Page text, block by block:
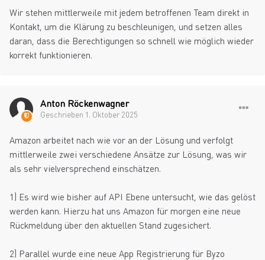
Wir stehen mittlerweile mit jedem betroffenen Team direkt in
Kontakt, um die Klärung zu beschleunigen, und setzen alles
daran, dass die Berechtigungen so schnell wie möglich wieder
korrekt funktionieren.
Anton Röckenwagner
Geschrieben 1. Oktober 2025
Amazon arbeitet nach wie vor an der Lösung und verfolgt
mittlerweile zwei verschiedene Ansätze zur Lösung, was wir
als sehr vielversprechend einschätzen.
1) Es wird wie bisher auf API Ebene untersucht, wie das gelöst
werden kann. Hierzu hat uns Amazon für morgen eine neue
Rückmeldung über den aktuellen Stand zugesichert.
2) Parallel wurde eine neue App Registrierung für Byzo